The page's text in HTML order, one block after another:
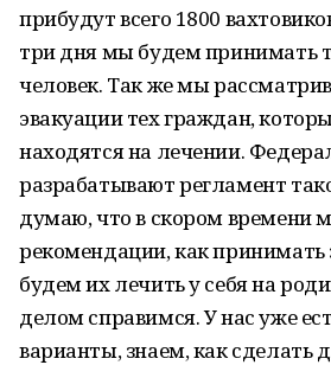
прибудут всего 1800
три дня мы будем принимать
человек. Так же мы
эвакуации тех граждан,
находятся на лечении.
разрабатывают регламент
думаю, что в скором времени
рекомендации, как принимать
будем их лечить у себя на
делом справимся. У нас уже
варианты, знаем, как сделать